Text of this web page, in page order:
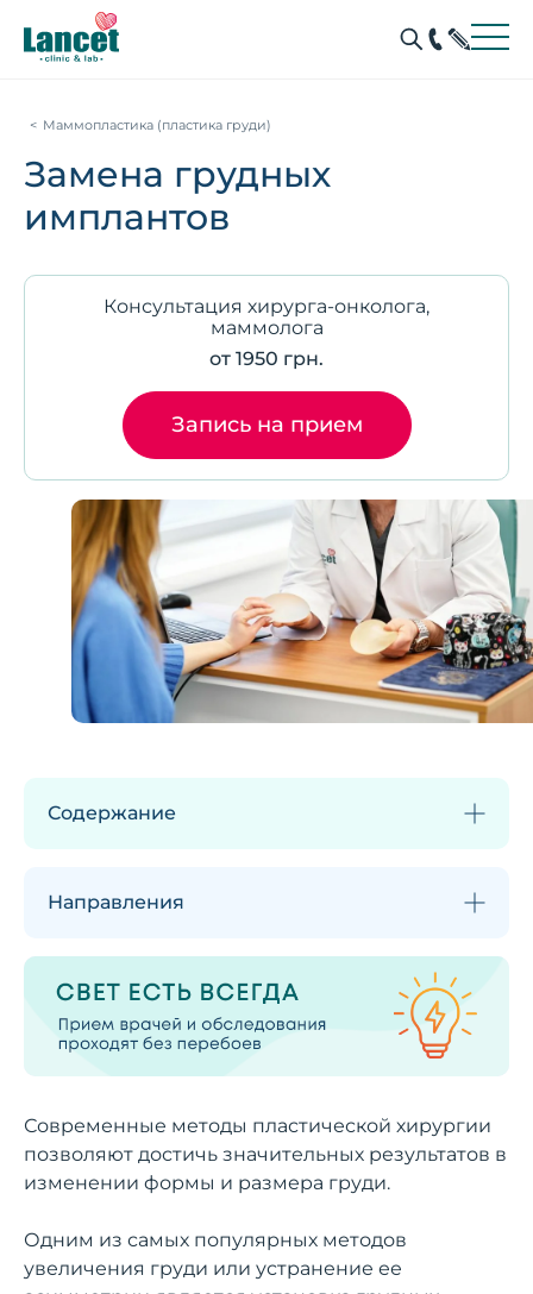
Маммопластика (пластика груди)
Замена грудных
имплантов
Консультация хирурга-онколога,
маммолога
от 1950 грн.
Запись на прием
Современные методы пластической хирургии
позволяют достичь значительных результатов в
изменении формы и размера груди.
Одним из самых популярных методов
увеличения груди или устранение ее
Содержание
Направления